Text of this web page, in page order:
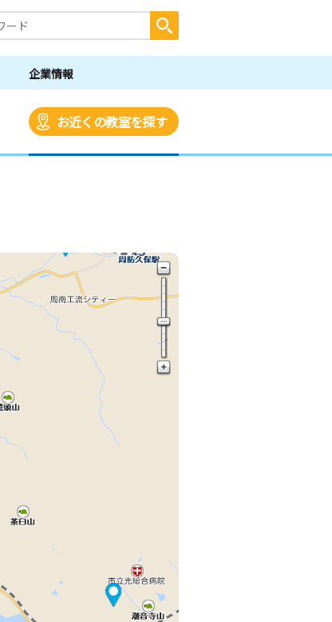
企業情報
お近くの教室を探す